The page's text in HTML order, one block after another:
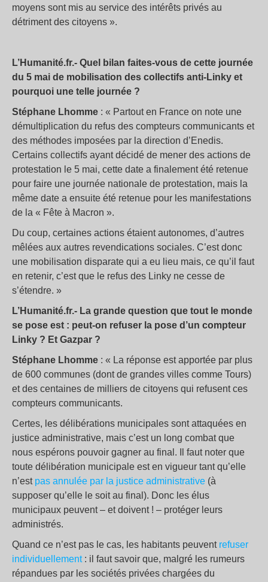
moyens sont mis au service des intérêts privés au
détriment des citoyens ».
L’Humanité.fr.- Quel bilan faites-vous de cette journée
du 5 mai de mobilisation des collectifs anti-Linky et
pourquoi une telle journée ?
Stéphane Lhomme : « Partout en France on note une
démultiplication du refus des compteurs communicants et
des méthodes imposées par la direction d’Enedis.
Certains collectifs ayant décidé de mener des actions de
protestation le 5 mai, cette date a finalement été retenue
pour faire une journée nationale de protestation, mais la
même date a ensuite été retenue pour les manifestations
de la « Fête à Macron ».
Du coup, certaines actions étaient autonomes, d’autres
mêlées aux autres revendications sociales. C’est donc
une mobilisation disparate qui a eu lieu mais, ce qu’il faut
en retenir, c’est que le refus des Linky ne cesse de
s’étendre. »
L’Humanité.fr.- La grande question que tout le monde
se pose est : peut-on refuser la pose d’un compteur
Linky ? Et Gazpar ?
Stéphane Lhomme : « La réponse est apportée par plus
de 600 communes (dont de grandes villes comme Tours)
et des centaines de milliers de citoyens qui refusent ces
compteurs communicants.
Certes, les délibérations municipales sont attaquées en
justice administrative, mais c’est un long combat que
nous espérons pouvoir gagner au final. Il faut noter que
toute délibération municipale est en vigueur tant qu’elle
n’est pas annulée par la justice administrative (à
supposer qu’elle le soit au final). Donc les élus
municipaux peuvent – et doivent ! – protéger leurs
administrés.
Quand ce n’est pas le cas, les habitants peuvent refuser
individuellement : il faut savoir que, malgré les rumeurs
répandues par les sociétés privées chargées du